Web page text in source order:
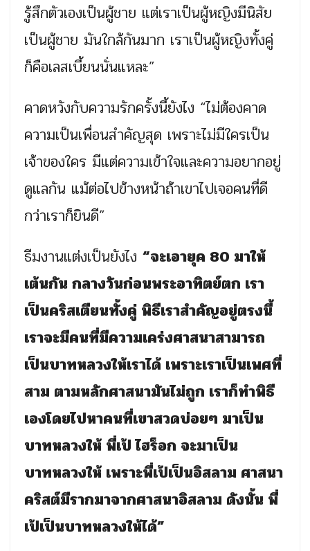
รู้สึกตัวเองเป็นผู้ชาย แต่เราเป็นผู้หญิงมีนิสัย
เป็นผู้ชาย มันใกล้กันมาก เราเป็นผู้หญิงทั้งคู่
ก็คือเลสเบี้ยนนั่นแหละ”
คาดหวังกับความรักครั้งนี้ยังไง “ไม่ต้องคาด
ความเป็นเพื่อนสำคัญสุด เพราะไม่มีใครเป็น
เจ้าของใคร มีแต่ความเข้าใจและความอยากอยู่
ดูแลกัน แม้ต่อไปข้างหน้าถ้าเขาไปเจอคนที่ดี
กว่าเราก็ยินดี”
ธีมงานแต่งเป็นยังไง “จะเอายุค 80 มาให้
เต้นกัน กลางวันก่อนพระอาทิตย์ตก เรา
เป็นคริสเตียนทั้งคู่ พิธีเราสำคัญอยู่ตรงนี้
เราจะมีคนที่มีความเคร่งศาสนาสามารถ
เป็นบาทหลวงให้เราได้ เพราะเราเป็นเพศที่
สาม ตามหลักศาสนามันไม่ถูก เราก็ทำพิธี
เองโดยไปหาคนที่เขาสวดบ่อยๆ มาเป็น
บาทหลวงให้ พี่เป้ ไฮร็อก จะมาเป็น
บาทหลวงให้ เพราะพี่เป้เป็นอิสลาม ศาสนา
คริสต์มีรากมาจากศาสนาอิสลาม ดังนั้น พี่
เป้เป็นบาทหลวงให้ได้”